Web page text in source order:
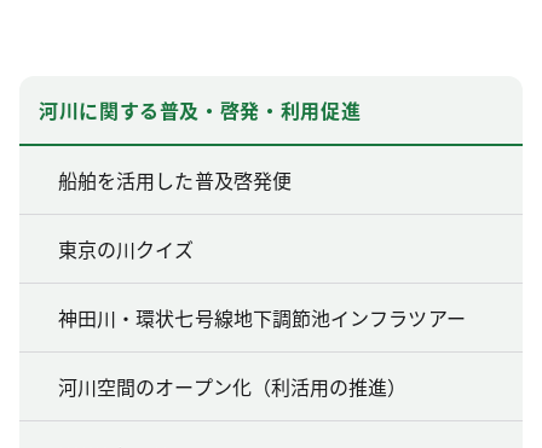
河川に関する普及・啓発・利用促進
船舶を活用した普及啓発便
東京の川クイズ
神田川・環状七号線地下調節池インフラツアー
河川空間のオープン化（利活用の推進）